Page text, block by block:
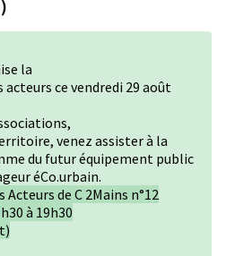
la
ce vendredi 29 août
venez assister à la
du futur équipement public
éCo.urbain.
de C 2Mains n°12
à 19h30